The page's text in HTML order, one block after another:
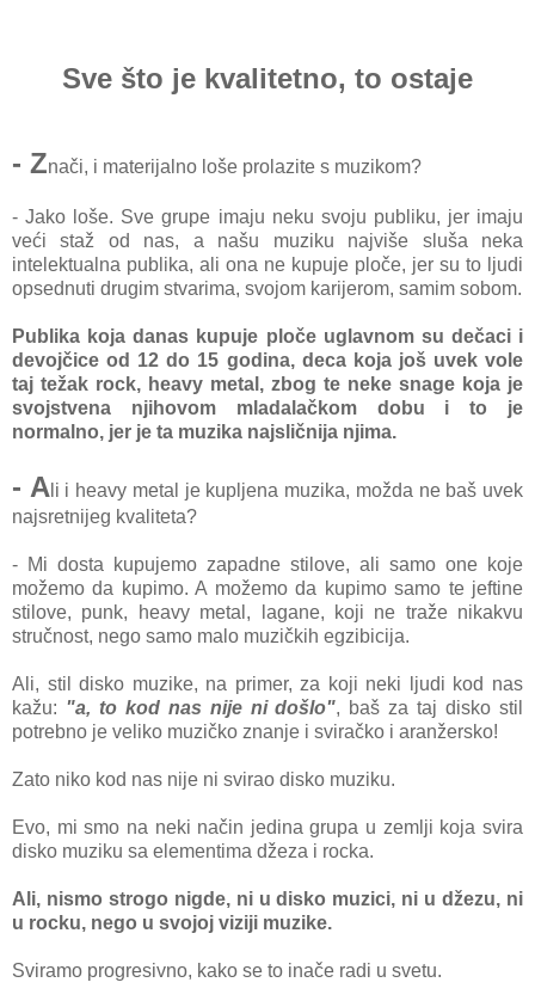
Sve što je kvalitetno, to ostaje
- Znači, i materijalno loše prolazite s muzikom?
- Jako loše. Sve grupe imaju neku svoju publiku, jer imaju
veći staž od nas, a našu muziku najviše sluša neka
intelektualna publika, ali ona ne kupuje ploče, jer su to ljudi
opsednuti drugim stvarima, svojom karijerom, samim sobom.
Publika koja danas kupuje ploče uglavnom su dečaci i
devojčice od 12 do 15 godina, deca koja još uvek vole
taj težak rock, heavy metal, zbog te neke snage koja je
svojstvena njihovom mladalačkom dobu i to je
normalno, jer je ta muzika najsličnija njima.
- Ali i heavy metal je kupljena muzika, možda ne baš uvek
najsretnijeg kvaliteta?
- Mi dosta kupujemo zapadne stilove, ali samo one koje
možemo da kupimo. A možemo da kupimo samo te jeftine
stilove, punk, heavy metal, lagane, koji ne traže nikakvu
stručnost, nego samo malo muzičkih egzibicija.
Ali, stil disko muzike, na primer, za koji neki ljudi kod nas
kažu: "a, to kod nas nije ni došlo", baš za taj disko stil
potrebno je veliko muzičko znanje i sviračko i aranžersko!
Zato niko kod nas nije ni svirao disko muziku.
Evo, mi smo na neki način jedina grupa u zemlji koja svira
disko muziku sa elementima džeza i rocka.
Ali, nismo strogo nigde, ni u disko muzici, ni u džezu, ni
u rocku, nego u svojoj viziji muzike.
Sviramo progresivno, kako se to inače radi u svetu.